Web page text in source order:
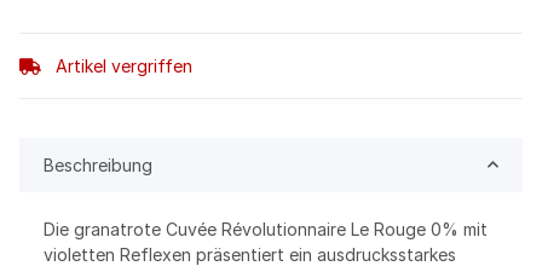
Artikel vergriffen
Beschreibung
Die granatrote Cuvée Révolutionnaire Le Rouge 0% mit
violetten Reflexen präsentiert ein ausdrucksstarkes